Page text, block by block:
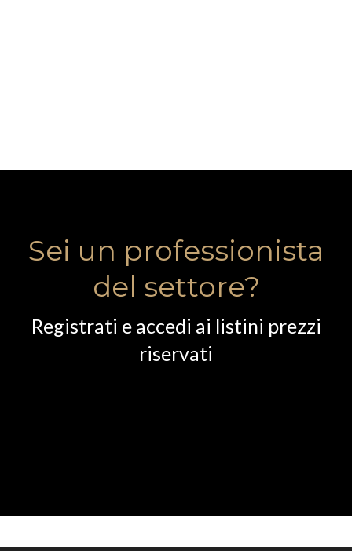
Sei un professionista
del settore?
Registrati e accedi ai listini prezzi
riservati